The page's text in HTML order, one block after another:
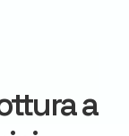
a